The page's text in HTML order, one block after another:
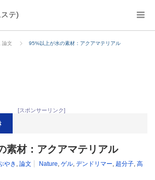
テ)
論文 95%以上が水の素材：アクアマテリアル
[スポンサーリンク]
素材：アクアマテリアル
やき , 論文 Nature, ゲル, デンドリマー, 超分子, 高